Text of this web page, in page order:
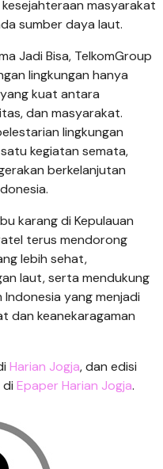
masyarakat
sumber daya laut.
Jadi Bisa, TelkomGroup
lingkungan hanya
kuat antara
dan masyarakat.
lingkungan
kegiatan semata,
berkelanjutan
karang di Kepulauan
terus mendorong
lebih sehat,
laut, serta mendukung
yang menjadi
dan keanekaragaman
Harian Jogja, dan edisi
Epaper Harian Jogja.